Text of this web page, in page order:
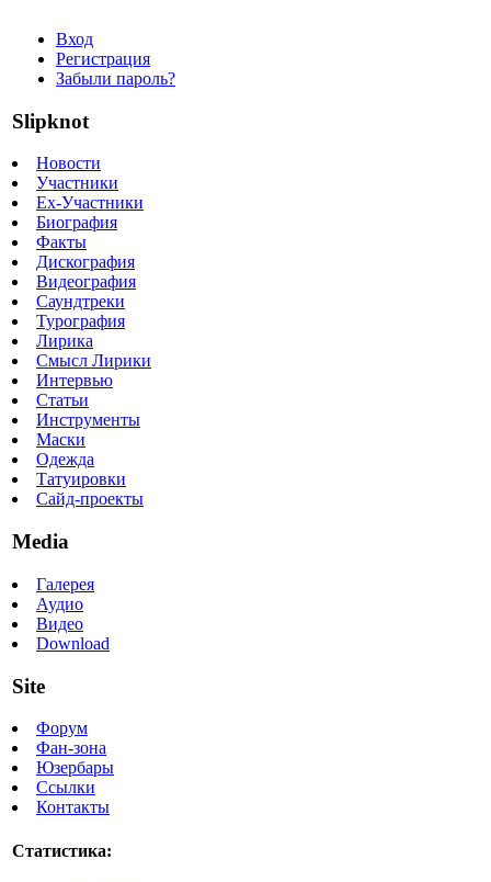
Вход
Регистрация
Забыли пароль?
Slipknot
Новости
Участники
Ex-Участники
Биография
Факты
Дискография
Видеография
Саундтреки
Турография
Лирика
Смысл Лирики
Интервью
Статьи
Инструменты
Маски
Одежда
Татуировки
Сайд-проекты
Media
Галерея
Аудио
Видео
Download
Site
Форум
Фан-зона
Юзербары
Ссылки
Контакты
Статистика: